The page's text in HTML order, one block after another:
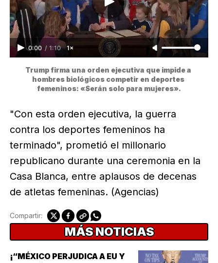
0:00 / 1:10 1×
Trump firma una orden ejecutiva que impide a
hombres biológicos competir en deportes
femeninos: «Serán solo para mujeres».
"Con esta orden ejecutiva, la guerra
contra los deportes femeninos ha
terminado", prometió el millonario
republicano durante una ceremonia en la
Casa Blanca, entre aplausos de decenas
de atletas femeninas. (Agencias)
Compartir:
MÁS NOTICIAS
¡“MÉXICO PERJUDICA A EU Y